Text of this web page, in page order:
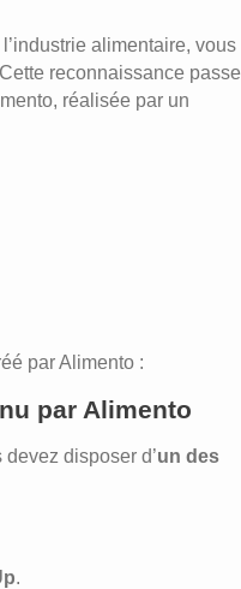
alimentaire, vous
reconnaissance passe
réalisée par un
par Alimento :
par Alimento
disposer d’un des
.